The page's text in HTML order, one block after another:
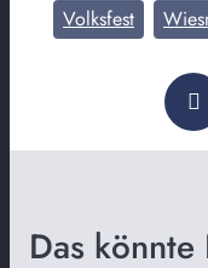
Volksfest
Das